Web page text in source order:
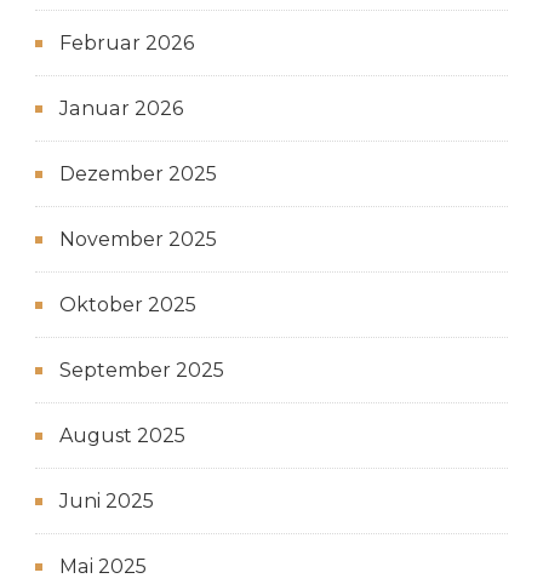
Februar 2026
Januar 2026
Dezember 2025
November 2025
Oktober 2025
September 2025
August 2025
Juni 2025
Mai 2025